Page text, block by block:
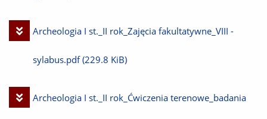
Pobierz
plik
Archeologia I st._II rok_Zajęcia fakultatywne_VIII -
sylabus.pdf (229.8 KiB)
Pobierz
Archeologia I st._II rok_Ćwiczenia terenowe_badania